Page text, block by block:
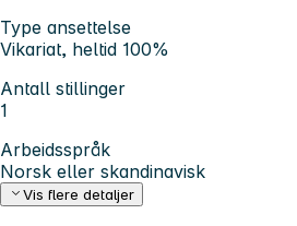
Type ansettelse
Vikariat, heltid 100%
Antall stillinger
1
Arbeidsspråk
Norsk eller skandinavisk
Vis flere detaljer